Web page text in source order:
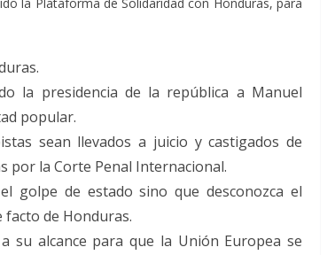
la presidencia de la república a Manuel
popular.
sean llevados a juicio y castigados de
por la Corte Penal Internacional.
golpe de estado sino que desconozca el
de Honduras.
su alcance para que la Unión Europea se